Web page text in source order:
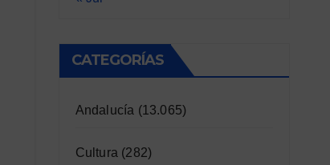
CATEGORÍAS
Andalucía (13.065)
Cultura (282)